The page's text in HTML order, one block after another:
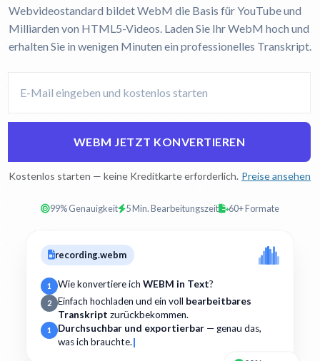
Webvideostandard bildet WebM die Basis für YouTube und
Milliarden von HTML5-Videos. Laden Sie Ihr WebM hoch und
erhalten Sie in wenigen Minuten ein professionelles Transkript.
WEBM JETZT KONVERTIEREN
Kostenlos starten — keine Kreditkarte erforderlich. Preise ansehen
99% Genauigkeit 5 Min. Bearbeitungszeit 60+ Formate
recording.webm
1 Wie konvertiere ich WEBM in Text?
2 Einfach hochladen und ein voll bearbeitbares
Transkript zurückbekommen.
1 Durchsuchbar und exportierbar — genau das,
was ich brauchte.